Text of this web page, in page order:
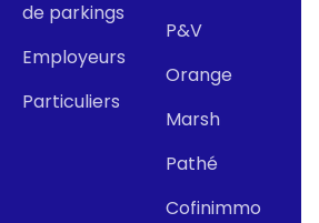
de parkings
Employeurs
Particuliers
P&V
Orange
Marsh
Pathé
Cofinimmo